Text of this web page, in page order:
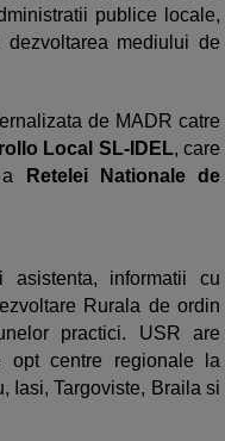
publice locale,
mediului de
de MADR catre
Local SL-IDEL, care
a
Retelei Nationale de
asistenta, informatii cu
Rurala de ordin
practici. USR are
centre regionale la
Iasi, Targoviste, Braila si